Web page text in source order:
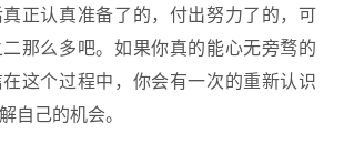
正认真准备了的，付出努力了的，可
那么多吧。如果你真的能心无旁骛的
这个过程中，你会有一次的重新认识
自己的机会。